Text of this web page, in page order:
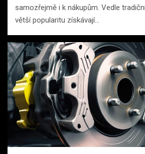
samozřejmě i k nákupům. Vedle
větší popularitu získávají…